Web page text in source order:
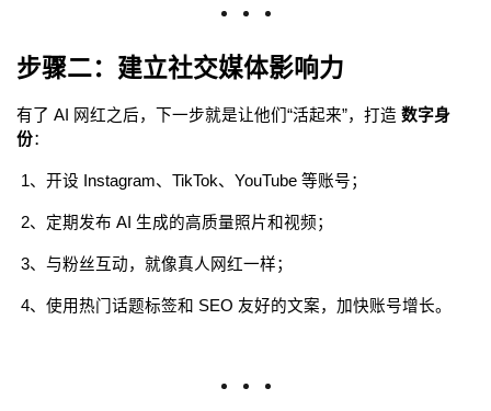
步骤二：建立社交媒体影响力
有了 AI 网红之后，下一步就是让他们“活起来”，打造 数字身
份：
1、开设 Instagram、TikTok、YouTube 等账号；
2、定期发布 AI 生成的高质量照片和视频；
3、与粉丝互动，就像真人网红一样；
4、使用热门话题标签和 SEO 友好的文案，加快账号增长。